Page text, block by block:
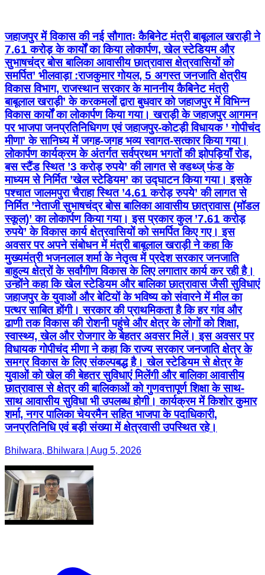
बाबूलाल खराड़ी’ के करकमलों द्वारा बुधवार को जहाजपुर में विभिन्न
विकास कार्यों का लोकार्पण किया गया। खराड़ी के जहाजपुर आगमन
पर भाजपा जनप्रतिनिधिगण एवं जहाजपुर-कोटड़ी विधायक ’ गोपीचंद
मीणा’ के सानिध्य में जगह-जगह भव्य स्वागत-सत्कार किया गया।
लोकार्पण कार्यक्रम के अंतर्गत सर्वप्रथम भगतों की झोपड़ियाँ रोड,
बस स्टैंड स्थित ’3 करोड़ रुपये’ की लागत से क्डथ्ज् फंड के
माध्यम से निर्मित ’खेल स्टेडियम’ का उद्घाटन किया गया। इसके
पश्चात जालमपुरा चैराहा स्थित ’4.61 करोड़ रुपये’ की लागत से
निर्मित ’नेताजी सुभाषचंद्र बोस बालिका आवासीय छात्रावास (मॉडल
स्कूल)’ का लोकार्पण किया गया। इस प्रकार कुल ’7.61 करोड़
रुपये’ के विकास कार्य क्षेत्रवासियों को समर्पित किए गए। इस
अवसर पर अपने संबोधन में मंत्री बाबूलाल खराड़ी ने कहा कि
मुख्यमंत्री भजनलाल शर्मा के नेतृत्व में प्रदेश सरकार जनजाति
बाहुल्य क्षेत्रों के सर्वांगीण विकास के लिए लगातार कार्य कर रही है।
उन्होंने कहा कि खेल स्टेडियम और बालिका छात्रावास जैसी सुविधाएं
जहाजपुर के युवाओं और बेटियों के भविष्य को संवारने में मील का
पत्थर साबित होंगी। सरकार की प्राथमिकता है कि हर गांव और
ढाणी तक विकास की रोशनी पहुंचे और क्षेत्र के लोगों को शिक्षा,
स्वास्थ्य, खेल और रोजगार के बेहतर अवसर मिलें। इस अवसर पर
विधायक गोपीचंद मीणा ने कहा कि राज्य सरकार जनजाति क्षेत्र के
समग्र विकास के लिए संकल्पबद्ध है। खेल स्टेडियम से क्षेत्र के
युवाओं को खेल की बेहतर सुविधाएं मिलेंगी और बालिका आवासीय
छात्रावास से क्षेत्र की बालिकाओं को गुणवत्तापूर्ण शिक्षा के साथ-
साथ आवासीय सुविधा भी उपलब्ध होगी। कार्यक्रम में किशोर कुमार
शर्मा, नगर पालिका चेयरमैन सहित भाजपा के पदाधिकारी,
जनप्रतिनिधि एवं बड़ी संख्या में क्षेत्रवासी उपस्थित रहे।
Bhilwara, Bhilwara | Aug 5, 2026